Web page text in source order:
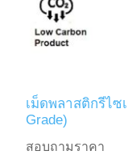
เม็ดพลาสติกรีไซ
Grade)
สอบถามราคา